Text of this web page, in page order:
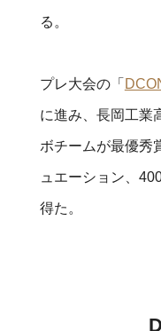
る。
プレ大会の「
に進み、長岡工業
ボチームが最優秀
ュエーション、
得た。